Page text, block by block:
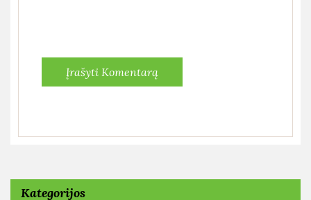
Kategorijos